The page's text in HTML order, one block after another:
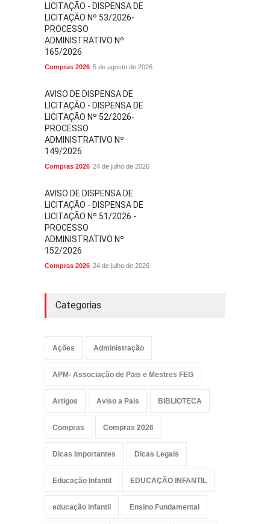
LICITAÇÃO - DISPENSA DE
LICITAÇÃO Nº 53/2026-
PROCESSO
ADMINISTRATIVO Nº
165/2026
Compras 2026 5 de agosto de 2026
AVISO DE DISPENSA DE
LICITAÇÃO - DISPENSA DE
LICITAÇÃO Nº 52/2026-
PROCESSO
ADMINISTRATIVO Nº
149/2026
Compras 2026 24 de julho de 2026
AVISO DE DISPENSA DE
LICITAÇÃO - DISPENSA DE
LICITAÇÃO Nº 51/2026 -
PROCESSO
ADMINISTRATIVO Nº
152/2026
Compras 2026 24 de julho de 2026
Categorias
Ações Administração
APM- Associação de Pais e Mestres FEG
Artigos Aviso a Pais BIBLIOTECA
Compras Compras 2026
Dicas Importantes Dicas Legais
Educação Infantil EDUCAÇÃO INFANTIL
educação infantil Ensino Fundamental